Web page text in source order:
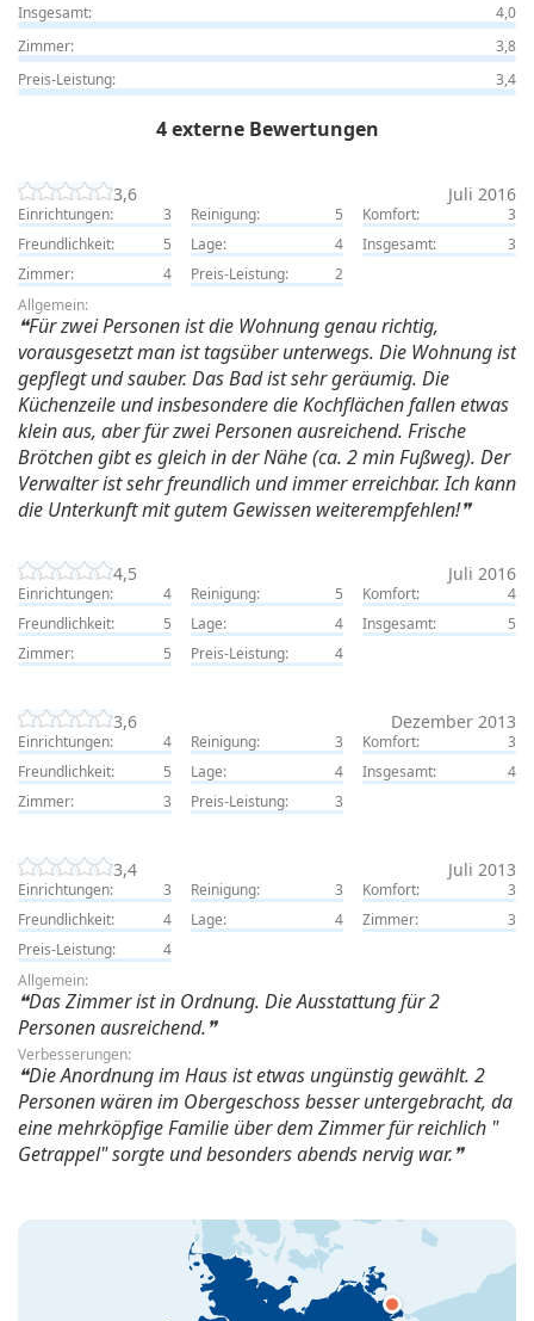
Insgesamt:
4,0
Zimmer:
3,8
Preis-Leistung:
3,4
4 externe Bewertungen
3,6 Juli 2016
Einrichtungen: 3 Reinigung: 5 Komfort:
3
Freundlichkeit:
5 Lage: 4 Insgesamt:
3
Zimmer:
4 Preis-Leistung:
2
Allgemein:
Für zwei Personen ist die Wohnung genau richtig,
vorausgesetzt man ist tagsüber unterwegs. Die Wohnung ist
gepflegt und sauber. Das Bad ist sehr geräumig. Die
Küchenzeile und insbesondere die Kochflächen fallen etwas
klein aus, aber für zwei Personen ausreichend. Frische
Brötchen gibt es gleich in der Nähe (ca. 2 min Fußweg). Der
Verwalter ist sehr freundlich und immer erreichbar. Ich kann
die Unterkunft mit gutem Gewissen weiterempfehlen!
4,5 Juli 2016
Einrichtungen: 4 Reinigung: 5 Komfort:
4
Freundlichkeit:
5 Lage: 4 Insgesamt:
5
Zimmer:
5 Preis-Leistung: 4
3,6 Dezember 2013
Einrichtungen: 4 Reinigung: 3 Komfort:
3
Freundlichkeit:
5 Lage: 4 Insgesamt:
4
Zimmer:
3 Preis-Leistung: 3
3,4 Juli 2013
Einrichtungen: 3 Reinigung: 3 Komfort:
3
Freundlichkeit:
4 Lage: 4 Zimmer:
3
Preis-Leistung:
4
Allgemein:
Das Zimmer ist in Ordnung. Die Ausstattung für 2
Personen ausreichend.
Verbesserungen:
Die Anordnung im Haus ist etwas ungünstig gewählt. 2
Personen wären im Obergeschoss besser untergebracht, da
eine mehrköpfige Familie über dem Zimmer für reichlich "
Getrappel" sorgte und besonders abends nervig war.